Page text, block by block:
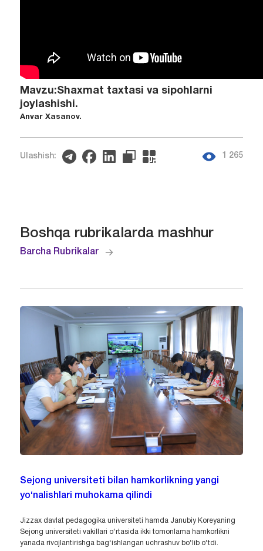
Mavzu:Shaxmat taxtasi va sipohlarni
joylashishi.
Anvar Xasanov.
Ulashish: 1 265
Boshqa rubrikalarda mashhur
Barcha Rubrikalar
Sejong universiteti bilan hamkorlikning yangi
yo‘nalishlari muhokama qilindi
Jizzax davlat pedagogika universiteti hamda Janubiy Koreyaning
Sejong universiteti vakillari o‘rtasida ikki tomonlama hamkorlikni
yanada rivojlantirishga bag‘ishlangan uchrashuv bo‘lib o‘tdi.